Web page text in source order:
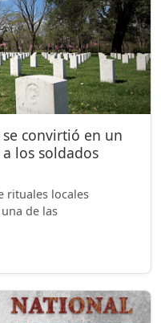
convirtió en un
los soldados
rituales locales
de las